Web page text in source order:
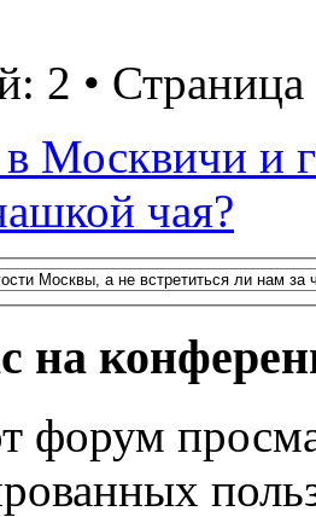
2 • Страница
Москвичи и
чая?
на
форум